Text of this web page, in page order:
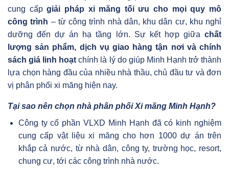
cung cấpgiải pháp xi măng tối ưu cho mọi quy mô
công trình – từ công trình nhà dân, khu dân cư, khu nghỉ
dưỡng đến dự án hạ tầng lớn. Sự kết hợp giữa chất
lượng sản phẩm, dịch vụ giao hàng tận nơi và chính
sách giá linh hoạt chính là lý do giúp Minh Hạnh trở thành
lựa chọn hàng đầu của nhiều nhà thầu, chủ đầu tư và đơn
vị phân phối xi măng hiện nay.
Tại sao nên chọn nhà phân phối Xi măng Minh Hạnh?
Công ty cổ phần VLXD Minh Hạnh đã có kinh nghiệm
cung cấp vật liệu xi măng cho hơn 1000 dự án trên
khắp cả nước, từ nhà dân, công ty, trường học, resort,
chung cư, tới các công trình nhà nước.